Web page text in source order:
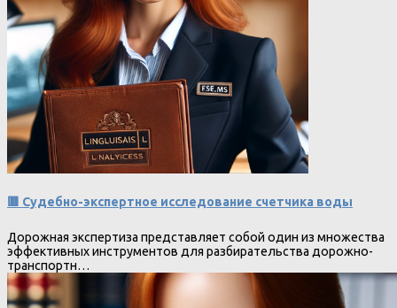
🟥 Судебно-экспертное исследование счетчика воды
Дорожная экспертиза представляет собой один из множества
эффективных инструментов для разбирательства дорожно-
транспортн…